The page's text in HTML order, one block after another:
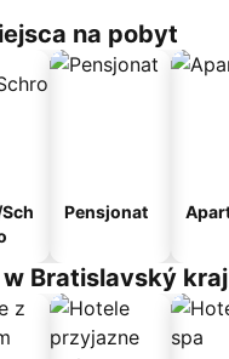
na pobyt
Pensjonat
Bratislavský kraj